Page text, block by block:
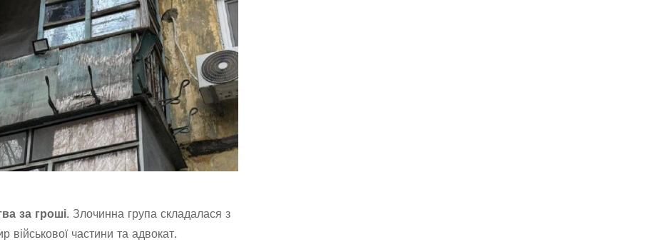
за гроші. Злочинна група складалася з
частини та адвокат.